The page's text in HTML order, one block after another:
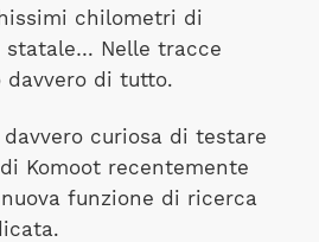
chilometri di
statale… Nelle tracce
davvero di tutto.
curiosa di testare
Komoot recentemente
funzione di ricerca